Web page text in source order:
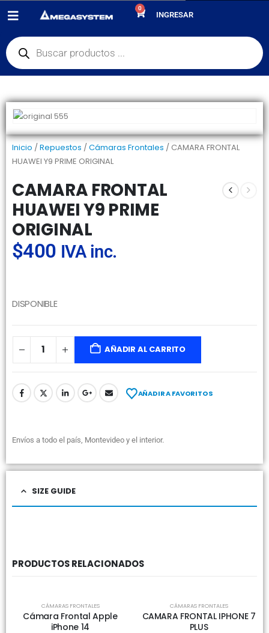
0
INGRESAR
PRODUCTOSREPUESTOS
CÁMARAS FRONTALES
Inicio /Repuestos /Cámaras Frontales / CAMARA FRONTAL
HUAWEI Y9 PRIME ORIGINAL
CAMARA FRONTAL
HUAWEI Y9 PRIME
ORIGINAL
$400 IVA inc.
DISPONIBLE
AÑADIR AL CARRITO
AÑADIR A FAVORITOS
Envíos a todo el país, Montevideo y el interior.
SIZE GUIDE
PRODUCTOS RELACIONADOS
CÁMARAS FRONTALES
Cámara Frontal Apple
iPhone 14
CÁMARAS FRONTALES
CAMARA FRONTAL IPHONE 7
PLUS